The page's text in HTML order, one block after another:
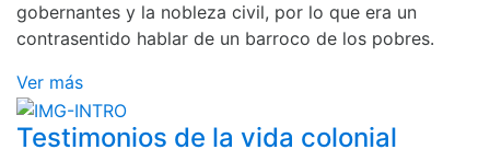
gobernantes y la nobleza civil, por lo que era un
contrasentido hablar de un barroco de los pobres.
Ver más
Testimonios de la vida colonial